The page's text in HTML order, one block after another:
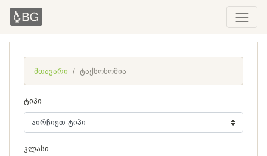
მთავარი ტაქსონომია
ტიპი
კლასი